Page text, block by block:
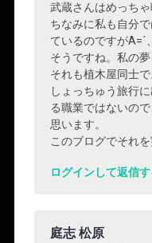
武蔵さんはめっち
ちなみに私も自分
ているのですがA=´
そうですね。私の夢
それも植木屋同士で
しょっちゅう旅行
る職業ではないの
思います。
このブログでそれを
ログインして返信す
庭志 松原